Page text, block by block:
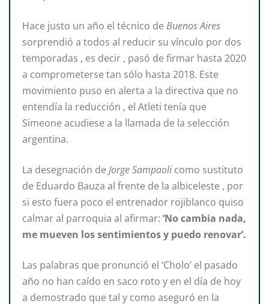
Hace justo un año el técnico de Buenos Aires
sorprendió a todos al reducir su vínculo por dos
temporadas , es decir , pasó de firmar hasta 2020
a comprometerse tan sólo hasta 2018. Este
movimiento puso en alerta a la directiva que no
entendía la reducción , el Atleti tenía que
Simeone acudiese a la llamada de la selección
argentina.
La desegnación de Jorge Sampaoli como sustituto
de Eduardo Bauza al frente de la albiceleste , por
si esto fuera poco el entrenador rojiblanco quiso
calmar al parroquia al afirmar: ‘No cambia nada,
me mueven los sentimientos y puedo renovar’.
Las palabras que pronunció el ‘Cholo’ el pasado
año no han caído en saco roto y en el día de hoy
a demostrado que tal y como aseguró en la